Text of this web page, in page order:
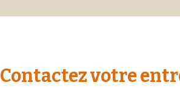
Contactez votre